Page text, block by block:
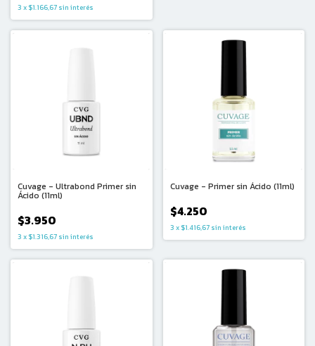
3 x $1.166,67 sin interés
Cuvage - Ultrabond Primer sin
Ácido (11ml)
$3.950
3 x $1.316,67 sin interés
Cuvage - Primer sin Ácido (11ml)
$4.250
3 x $1.416,67 sin interés